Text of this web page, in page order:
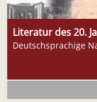
Literatur des 20.
Deutschsprachige